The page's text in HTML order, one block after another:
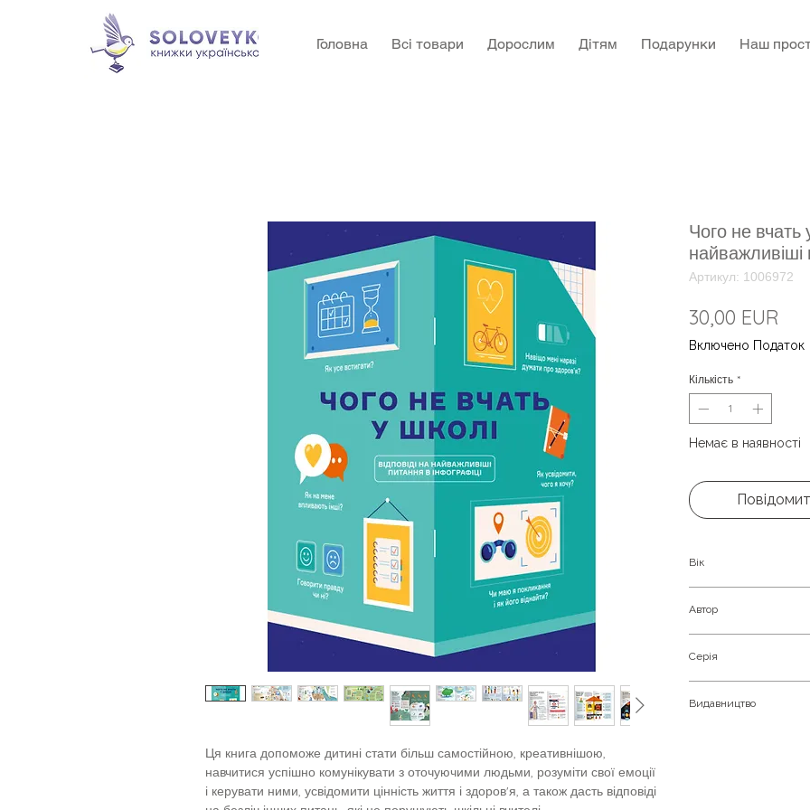
Головна Всі товари Дорослим Дітям Подарунки Наш
Ця книга допоможе дитині стати більш самостійною, креативнішою,
навчитися успішно комунікувати з оточуючими людьми, розуміти свої емоції
і керувати ними, усвідомити цінність життя і здоров'я, а також дасть відповіді
Чого не вчать
найважливіші
Артикул: 1006972
30,00 EUR
Включено Податок
Кількість *
Немає в наявності
Вік
Автор
Горіна Марія
Серія
Видавництво